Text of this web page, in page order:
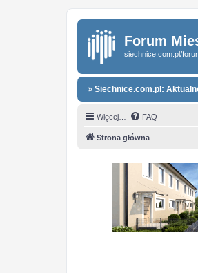
Forum
siechnice.com.pl/
Siechnice.com.pl:
Więcej… FAQ
Strona główna